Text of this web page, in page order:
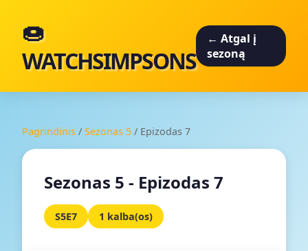
🍩
WATCHSIMPSONS
← Atgal į
sezoną
Pagrindinis / Sezonas 5 / Epizodas 7
Sezonas 5 - Epizodas 7
S5E7 1 kalba(os)